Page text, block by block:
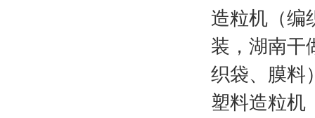
造粒机（编
装，湖南干
织袋、膜料
塑料造粒机